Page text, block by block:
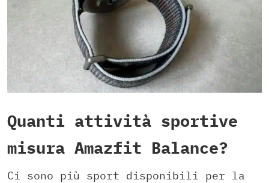
Quanti attività sportive
misura Amazfit Balance?
Ci sono più sport disponibili per la